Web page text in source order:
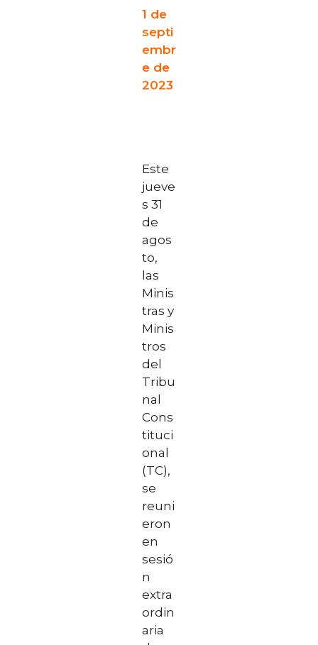
1 de
septi
embr
e de
2023
Este
jueve
s 31
de
agos
to,
las
Minis
tras y
Minis
tros
del
Tribu
nal
Cons
tituci
onal
(TC),
se
reuni
eron
en
sesió
n
extra
ordin
aria